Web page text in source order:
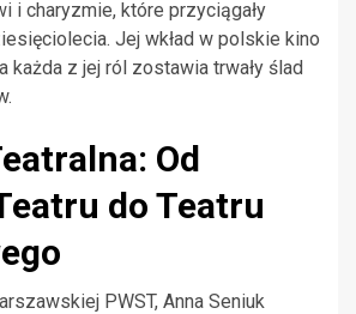
i charyzmie, które przyciągały
Jej wkład w polskie kino
każda z jej ról zostawia trwały ślad
Od
do Teatru
PWST, Anna Seniuk